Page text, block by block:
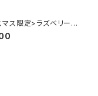
マス限定>ラズベリーと
アイスケーキ＆シュトー